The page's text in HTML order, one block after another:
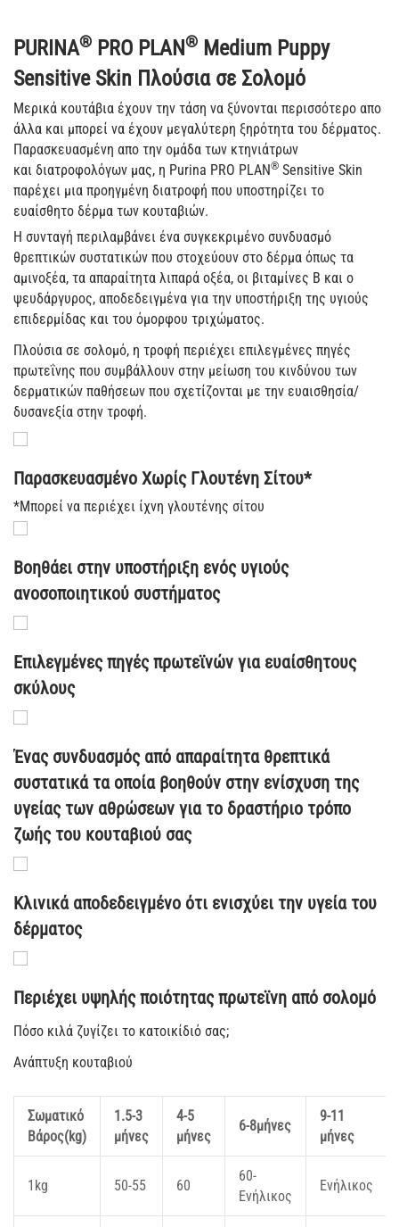
​PURINA® PRO PLAN® Medium Puppy
Sensitive Skin Πλούσια σε Σολομό
Μερικά κουτάβια έχουν την τάση να ξύνονται περισσότερο απο
άλλα και μπορεί να έχουν μεγαλύτερη ξηρότητα του δέρματος.
Παρασκευασμένη απο την ομάδα των κτηνιάτρων
και διατροφολόγων μας, η Purina PRO PLAN® Sensitive Skin
παρέχει μια προηγμένη διατροφή που υποστηρίζει το
ευαίσθητο δέρμα των κουταβιών.
Η συνταγή περιλαμβάνει ένα συγκεκριμένο συνδυασμό
θρεπτικών συστατικών που στοχεύουν στο δέρμα όπως τα
αμινοξέα, τα απαραίτητα λιπαρά οξέα, οι βιταμίνες Β και ο
ψευδάργυρος, αποδεδειγμένα για την υποστήριξη της υγιούς
επιδερμίδας και του όμορφου τριχώματος.
Πλούσια σε σολομό, η τροφή περιέχει επιλεγμένες πηγές
πρωτεΐνης που συμβάλλουν στην μείωση του κινδύνου των
δερματικών παθήσεων που σχετίζονται με την ευαισθησία/
δυσανεξία στην τροφή.
Παρασκευασμένο Χωρίς Γλουτένη Σίτου*
*Μπορεί να περιέχει ίχνη γλουτένης σίτου
Βοηθάει στην υποστήριξη ενός υγιούς
ανοσοποιητικού συστήματος
Επιλεγμένες πηγές πρωτεϊνών για ευαίσθητους
σκύλους
Ένας συνδυασμός από απαραίτητα θρεπτικά
συστατικά τα οποία βοηθούν στην ενίσχυση της
υγείας των αθρώσεων για το δραστήριο τρόπο
ζωής του κουταβιού σας
Κλινικά αποδεδειγμένο ότι ενισχύει την υγεία του
δέρματος
Περιέχει υψηλής ποιότητας πρωτεϊνη από σολομό
Πόσο κιλά ζυγίζει το κατοικίδιό σας;
Ανάπτυξη κουταβιού
Σωματικό
Βάρος(kg)
1.5-3
μήνες
4-5
μήνες
6-8μήνες
9-11
μήνες
1kg 50-55 60
60-
Ενήλικος
Ενήλικος